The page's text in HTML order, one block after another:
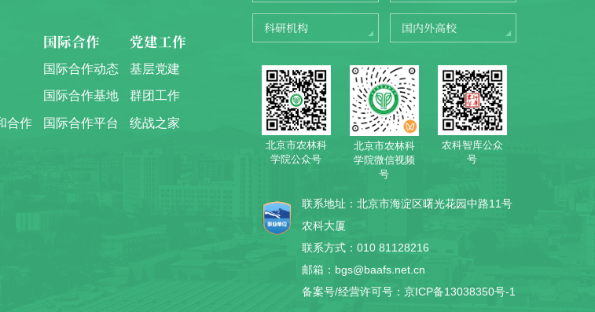
合作
国际合作
国际合作动态
国际合作基地
国际合作平台
党建工作
基层党建
群团工作
统战之家
科研机构 国内外高校
北京市农林科
学院公众号
北京市农林科
学院微信视频
号
农科智库公众
号
联系地址：北京市海淀区曙光花园中路11号
农科大厦
联系方式：010 81128216
邮箱：bgs@baafs.net.cn
备案号/经营许可号：京ICP备13038350号-1